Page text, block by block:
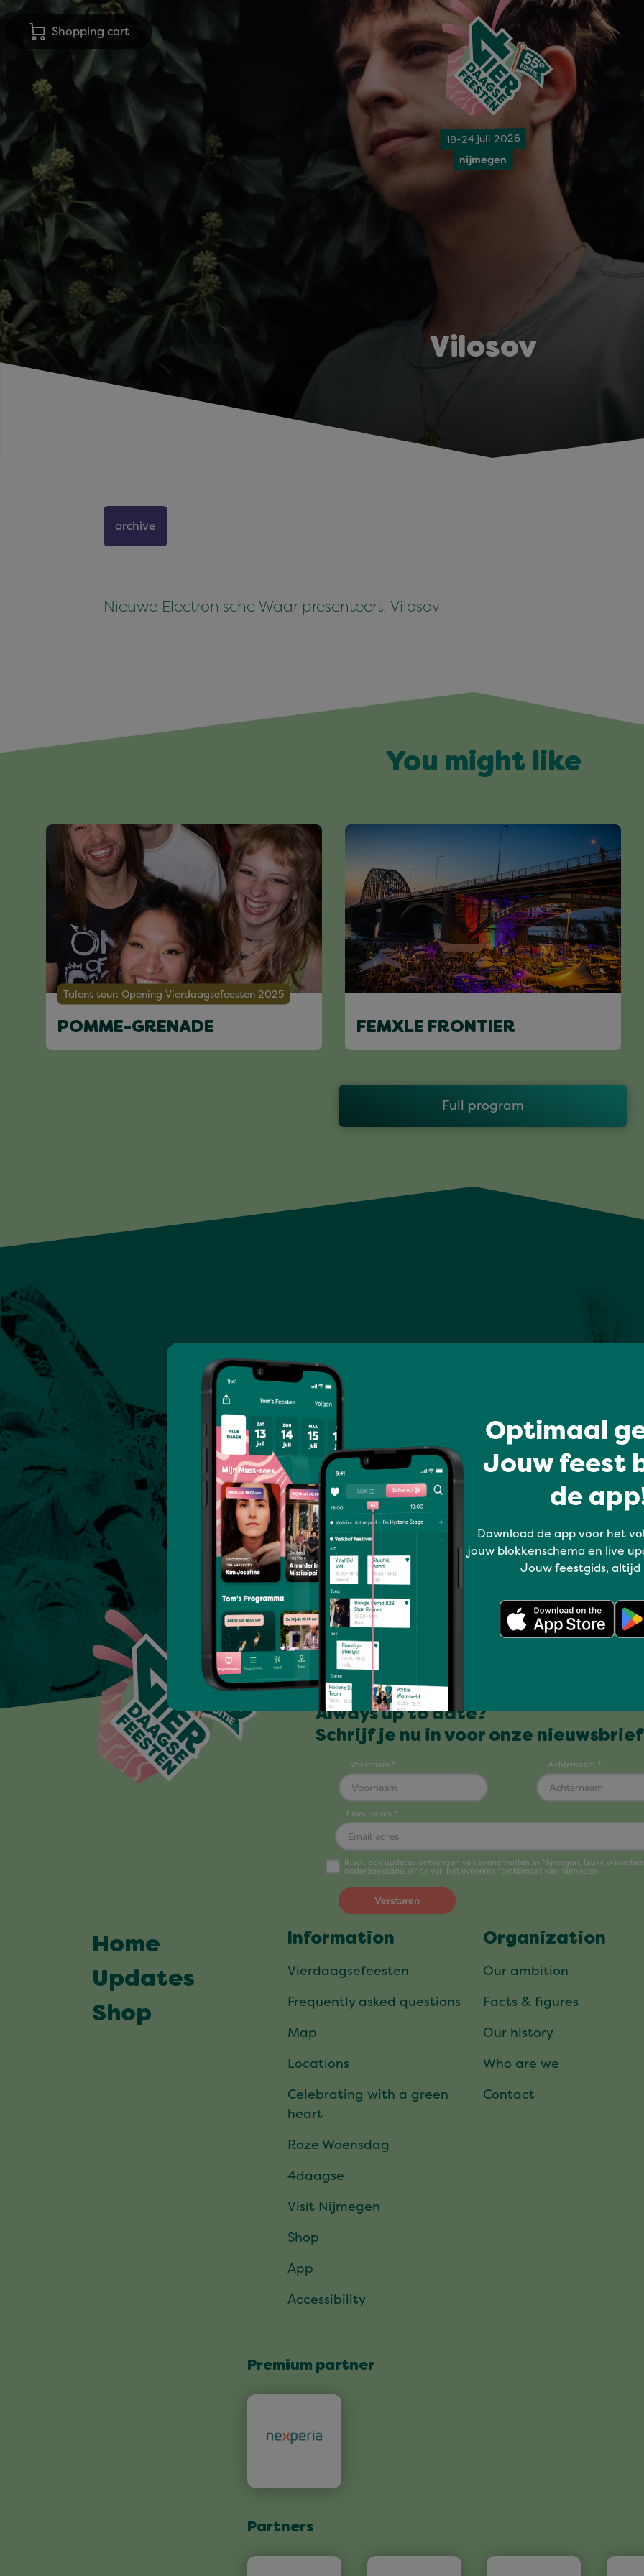
Shopping cart
18-24 juli 2026
nijmegen
Vilosov
archive
Nieuwe Electronische Waar presenteert: Vilosov
You might like
Talent tour: Opening Vierdaagsefeesten 2025
POMME-GRENADE FEMXLE FRONTIER
Full program
Optimaal
Jouw feest
de
Download de app voor het
jouw blokkenschema en live
Jouw feestgids, altijd
Always up to date?
Schrijf je nu in voor onze
Home
Updates
Shop
Information
Vierdaagsefeesten
Frequently asked questions
Map
Locations
Celebrating with a green
heart
Roze Woensdag
4daagse
Visit Nijmegen
Shop
App
Accessibility
Organization
Our ambition
Facts & figures
Our history
Who are we
Contact
Premium partner
Partners